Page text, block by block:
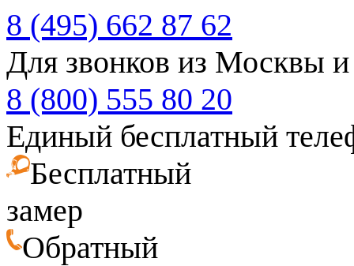
8 (495) 662 87 62
Для звонков из Москвы
8 (800) 555 80 20
Единый бесплатный
Бесплатный
замер
Обратный